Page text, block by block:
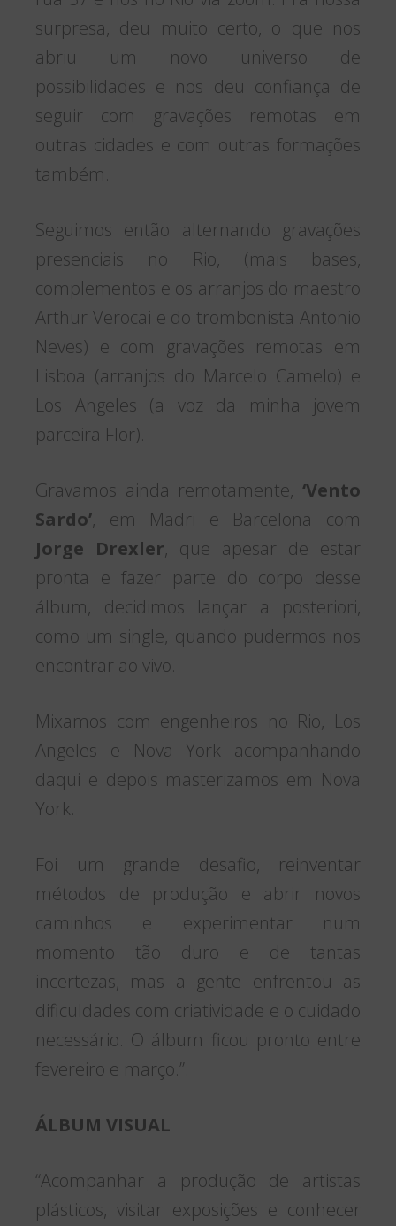
surpresa, deu muito certo, o que nos
abriu um novo universo de
possibilidades e nos deu confiança de
seguir com gravações remotas em
outras cidades e com outras formações
também.
Seguimos então alternando gravações
presenciais no Rio, (mais bases,
complementos e os arranjos do maestro
Arthur Verocai e do trombonista Antonio
Neves) e com gravações remotas em
Lisboa (arranjos do Marcelo Camelo) e
Los Angeles (a voz da minha jovem
parceira Flor).
Gravamos ainda remotamente, ‘Vento
Sardo’, em Madri e Barcelona com
Jorge Drexler, que apesar de estar
pronta e fazer parte do corpo desse
álbum, decidimos lançar a posteriori,
como um single, quando pudermos nos
encontrar ao vivo.
Mixamos com engenheiros no Rio, Los
Angeles e Nova York acompanhando
daqui e depois masterizamos em Nova
York.
Foi um grande desafio, reinventar
métodos de produção e abrir novos
caminhos e experimentar num
momento tão duro e de tantas
incertezas, mas a gente enfrentou as
dificuldades com criatividade e o cuidado
necessário. O álbum ficou pronto entre
fevereiro e março.”.
ÁLBUM VISUAL
“Acompanhar a produção de artistas
plásticos, visitar exposições e conhecer